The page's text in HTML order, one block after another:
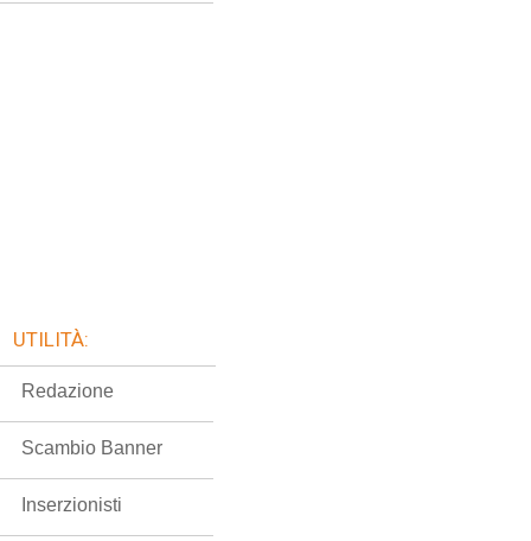
UTILITÀ:
Redazione
Scambio Banner
Inserzionisti